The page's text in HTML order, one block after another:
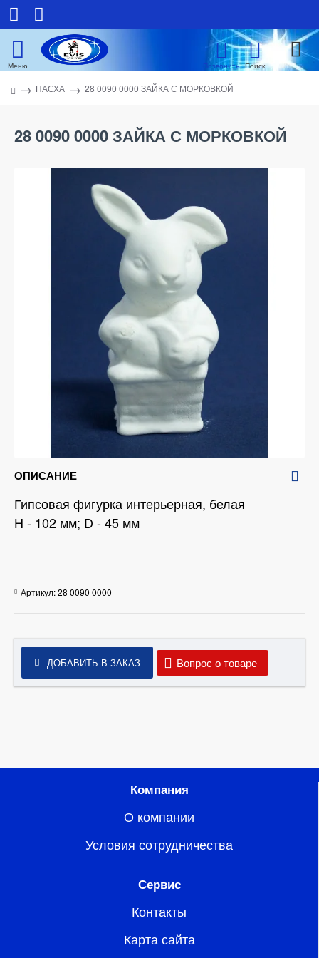
ПАСХА 28 0090 0000 ЗАЙКА С МОРКОВКОЙ
28 0090 0000 ЗАЙКА С МОРКОВКОЙ
ОПИСАНИЕ
Гипсовая фигурка интерьерная, белая
H - 102 мм; D - 45 мм
Артикул:28 0090 0000
ДОБАВИТЬ В ЗАКАЗ Вопрос о товаре
Компания
О компании
Условия сотрудничества
Сервис
Контакты
Карта сайта